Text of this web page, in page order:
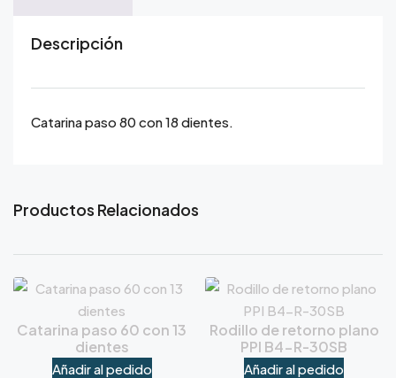
Descripción
Catarina paso 80 con 18 dientes.
Productos Relacionados
Catarina paso 60 con 13
dientes
Añadir al pedido
Rodillo de retorno plano
PPI B4-R-30SB
Añadir al pedido